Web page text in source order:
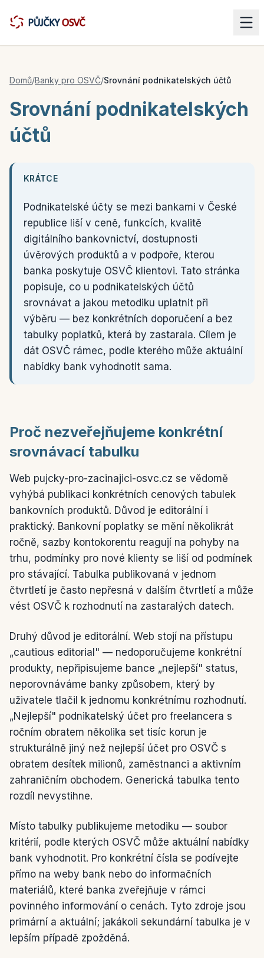
Domů/Banky pro OSVČ/Srovnání podnikatelských účtů
Srovnání podnikatelských
účtů
KRÁTCE
Podnikatelské účty se mezi bankami v České
republice liší v ceně, funkcích, kvalitě
digitálního bankovnictví, dostupnosti
úvěrových produktů a v podpoře, kterou
banka poskytuje OSVČ klientovi. Tato stránka
popisuje, co u podnikatelských účtů
srovnávat a jakou metodiku uplatnit při
výběru — bez konkrétních doporučení a bez
tabulky poplatků, která by zastarala. Cílem je
dát OSVČ rámec, podle kterého může aktuální
nabídky bank vyhodnotit sama.
Proč nezveřejňujeme konkrétní
srovnávací tabulku
Web pujcky-pro-zacinajici-osvc.cz se vědomě
vyhýbá publikaci konkrétních cenových tabulek
bankovních produktů. Důvod je editorální i
praktický. Bankovní poplatky se mění několikrát
ročně, sazby kontokorentu reagují na pohyby na
trhu, podmínky pro nové klienty se liší od podmínek
pro stávající. Tabulka publikovaná v jednom
čtvrtletí je často nepřesná v dalším čtvrtletí a může
vést OSVČ k rozhodnutí na zastaralých datech.
Druhý důvod je editorální. Web stojí na přístupu
„cautious editorial" — nedoporučujeme konkrétní
produkty, nepřipisujeme bance „nejlepší" status,
neporovnáváme banky způsobem, který by
uživatele tlačil k jednomu konkrétnímu rozhodnutí.
„Nejlepší" podnikatelský účet pro freelancera s
ročním obratem několika set tisíc korun je
strukturálně jiný než nejlepší účet pro OSVČ s
obratem desítek milionů, zaměstnanci a aktivním
zahraničním obchodem. Generická tabulka tento
rozdíl nevystihne.
Místo tabulky publikujeme metodiku — soubor
kritérií, podle kterých OSVČ může aktuální nabídky
bank vyhodnotit. Pro konkrétní čísla se podívejte
přímo na weby bank nebo do informačních
materiálů, které banka zveřejňuje v rámci
povinného informování o cenách. Tyto zdroje jsou
primární a aktuální; jakákoli sekundární tabulka je v
lepším případě zpožděná.